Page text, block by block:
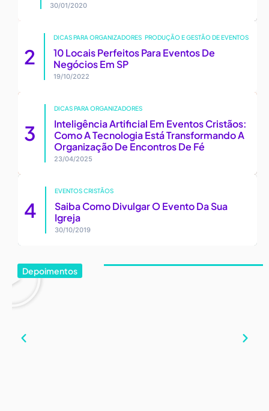
30/01/2020
DICAS PARA ORGANIZADORES PRODUÇÃO E GESTÃO DE EVENTOS
10 Locais Perfeitos Para Eventos De
Negócios Em SP
19/10/2022
DICAS PARA ORGANIZADORES
Inteligência Artificial Em Eventos Cristãos:
Como A Tecnologia Está Transformando A
Organização De Encontros De Fé
23/04/2025
EVENTOS CRISTÃOS
Saiba Como Divulgar O Evento Da Sua
Igreja
30/10/2019
Depoimentos